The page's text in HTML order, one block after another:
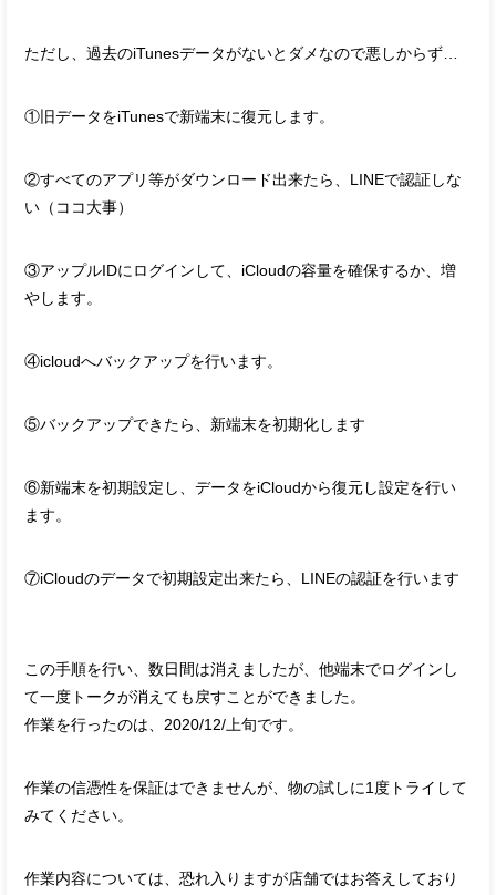
ただし、過去のiTunesデータがないとダメなので悪しからず…
①旧データをiTunesで新端末に復元します。
②すべてのアプリ等がダウンロード出来たら、LINEで認証しな
い（ココ大事）
③アップルIDにログインして、iCloudの容量を確保するか、増
やします。
④icloudへバックアップを行います。
⑤バックアップできたら、新端末を初期化します
⑥新端末を初期設定し、データをiCloudから復元し設定を行い
ます。
⑦iCloudのデータで初期設定出来たら、LINEの認証を行います
この手順を行い、数日間は消えましたが、他端末でログインし
て一度トークが消えても戻すことができました。
作業を行ったのは、2020/12/上旬です。
作業の信憑性を保証はできませんが、物の試しに1度トライして
みてください。
作業内容については、恐れ入りますが店舗ではお答えしており